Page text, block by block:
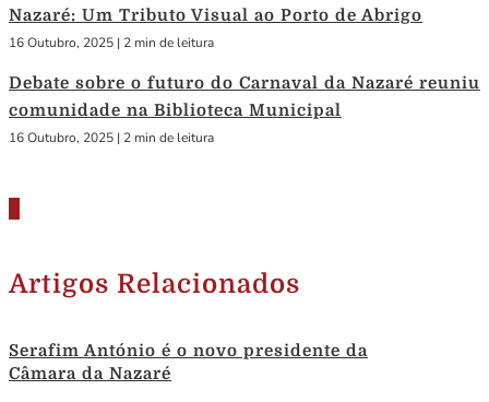
Nazaré: Um Tributo Visual ao Porto de Abrigo
16 Outubro, 2025 | 2 min de leitura
Debate sobre o futuro do Carnaval da Nazaré reuniu
comunidade na Biblioteca Municipal
16 Outubro, 2025 | 2 min de leitura
Artigos Relacionados
Serafim António é o novo presidente da
Câmara da Nazaré